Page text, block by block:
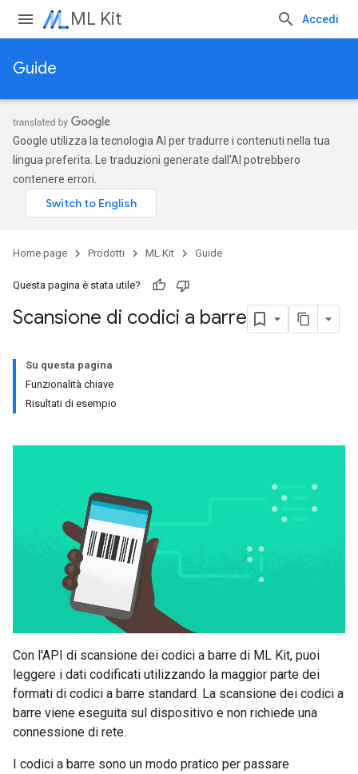
ML Kit Accedi
Guide
Google utilizza la tecnologia AI per tradurre i contenuti nella tua
lingua preferita. Le traduzioni generate dall'AI potrebbero
contenere errori.
Home page Prodotti ML Kit Guide
Questa pagina è stata utile?
Scansione di codici a barre
Su questa pagina
Funzionalità chiave
Risultati di esempio
Con l'API di scansione dei codici a barre di ML Kit, puoi
leggere i dati codificati utilizzando la maggior parte dei
formati di codici a barre standard. La scansione dei codici a
barre viene eseguita sul dispositivo e non richiede una
connessione di rete.
I codici a barre sono un modo pratico per passare